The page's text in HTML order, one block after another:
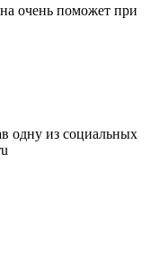
очень поможет при
одну из социальных